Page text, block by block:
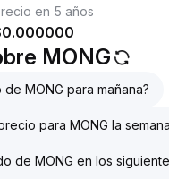
en 5 años
0.000000
MONG
MONG para mañana?
para MONG la
de MONG en los